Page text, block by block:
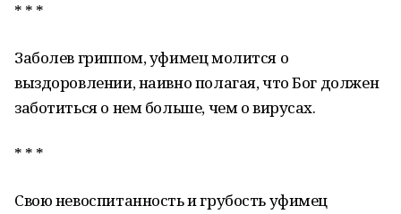
* * *
Заболев гриппом, уфимец молится о
выздоровлении, наивно полагая, что Бог должен
заботиться о нем больше, чем о вирусах.
* * *
Свою невоспитанность и грубость уфимец